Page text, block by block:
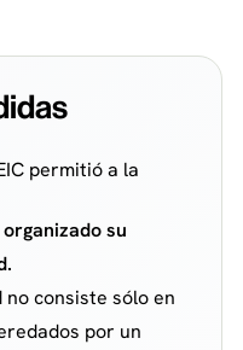
permitió a la
su
consiste sólo en
por un